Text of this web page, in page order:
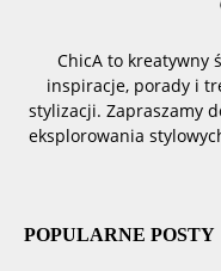
ChicA to kreatywny
inspiracje, porady i
stylizacji. Zapraszamy
eksplorowania
POPULARNE POSTY